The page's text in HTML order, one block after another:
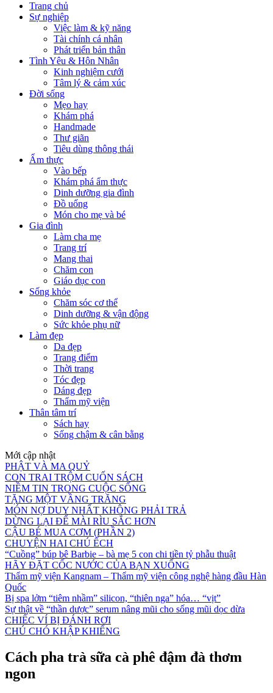
Trang chủ
Sự nghiệp
Việc làm & kỹ năng
Tài chính cá nhân
Phát triển bản thân
Tình Yêu & Hôn Nhân
Kinh nghiệm cưới
Tâm lý & cảm xúc
Đời sống
Mẹo hay
Khám phá
Handmade
Thư giãn
Tiêu dùng thông thái
Ẩm thực
Vào bếp
Khám phá ẩm thực
Dinh dưỡng gia đình
Đồ uống
Món cho mẹ và bé
Gia đình
Làm cha mẹ
Trang trí
Mang thai
Chăm con
Giáo dục con
Sống khỏe
Chăm sóc cơ thể
Dinh dưỡng & vận động
Sức khỏe phụ nữ
Làm đẹp
Da đẹp
Trang điểm
Thời trang
Tóc đẹp
Dáng đẹp
Thẩm mỹ viện
Thân tâm trí
Sách hay
Sống chậm & cân bằng
Mới cập nhật
PHẬT VÀ MA QUỶ
CON TRAI TRỘM CUỐN SÁCH
NIỀM TIN TRONG CUỘC SỐNG
TẶNG MỘT VẦNG TRĂNG
MÓN NỢ DUY NHẤT KHÔNG PHẢI TRẢ
DỪNG LẠI ĐỂ MÀI RÌU SẮC HƠN
CẬU BÉ MUA CƠM (PHẦN 2)
CHUYỆN HAI CHÚ ẾCH
“Cuồng” búp bê Barbie – bà mẹ 5 con chi tiền tỷ phẫu thuật
HÃY ĐẶT CỐC NƯỚC CỦA BẠN XUỐNG
Thẩm mỹ viện Kangnam – Thẩm mỹ viện công nghệ hàng đầu Hàn
Quốc
Bị spa lởm “tiêm nhầm” silicon, “thiên nga” hóa… “vịt”
Sự thật về “thần dược” serum nâng mũi cho sống mũi dọc dừa
CHIẾC VÍ BỊ ĐÁNH RƠI
CHÚ CHÓ KHẬP KHIỂNG
Cách pha trà sữa cà phê đậm đà thơm
ngon